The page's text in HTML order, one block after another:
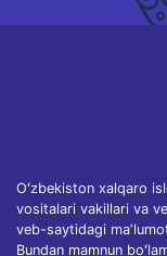
Oʻzbekiston xalqaro
vositalari vakillari va
veb-saytidagi
Bundan mamnun